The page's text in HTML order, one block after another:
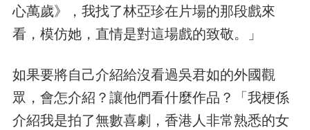
心萬歲》，我找了林亞珍在片場的那段戲來
看，模仿她，直情是對這場戲的致敬。」
如果要將自己介紹給沒看過吳君如的外國觀
眾，會怎介紹？讓他們看什麼作品？「我梗係
介紹我是拍了無數喜劇，香港人非常熟悉的女